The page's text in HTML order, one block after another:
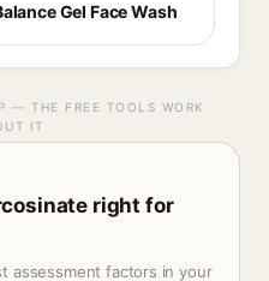
Gel Face Wash
— THE FREE TOOLS WORK
IT
right for
assessment factors in your